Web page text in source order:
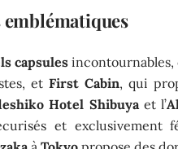
emblématiques
capsulesincontournables,
etFirst Cabin, qui
Hotel Shibuyaet l’
et exclusivement